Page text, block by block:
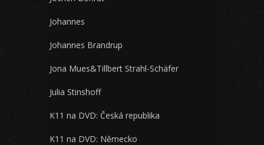
Johannes
Johannes Brandrup
Jona Mues&Tillbert Strahl-Schäfer
Julia Stinshoff
K11 na DVD: Česká republika
K11 na DVD: Německo